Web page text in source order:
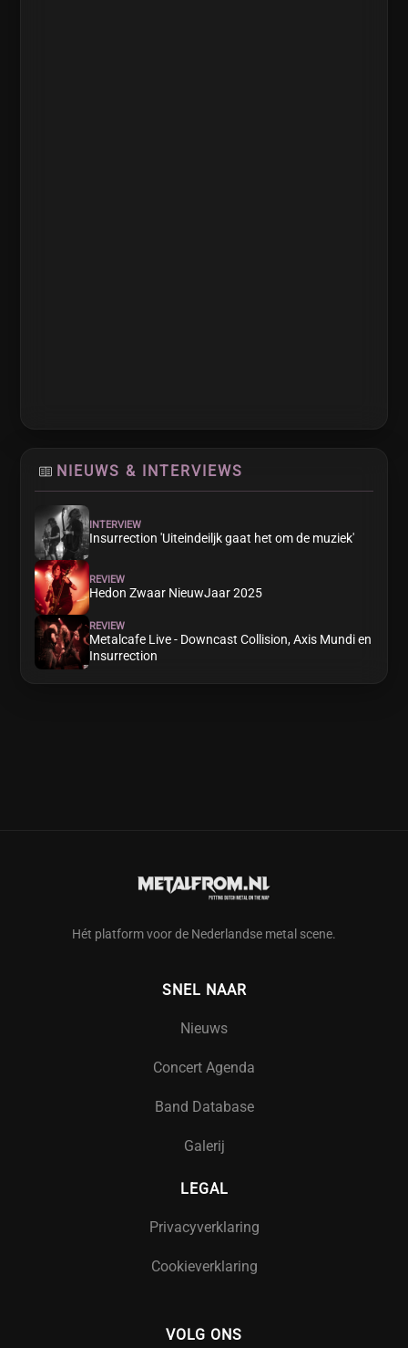
NIEUWS & INTERVIEWS
INTERVIEW
Insurrection 'Uiteindeiljk gaat het om de muziek'
REVIEW
Hedon Zwaar NieuwJaar 2025
REVIEW
Metalcafe Live - Downcast Collision, Axis Mundi en
Insurrection
Hét platform voor de Nederlandse metal scene.
SNEL NAAR
Nieuws
Concert Agenda
Band Database
Galerij
LEGAL
Privacyverklaring
Cookieverklaring
VOLG ONS